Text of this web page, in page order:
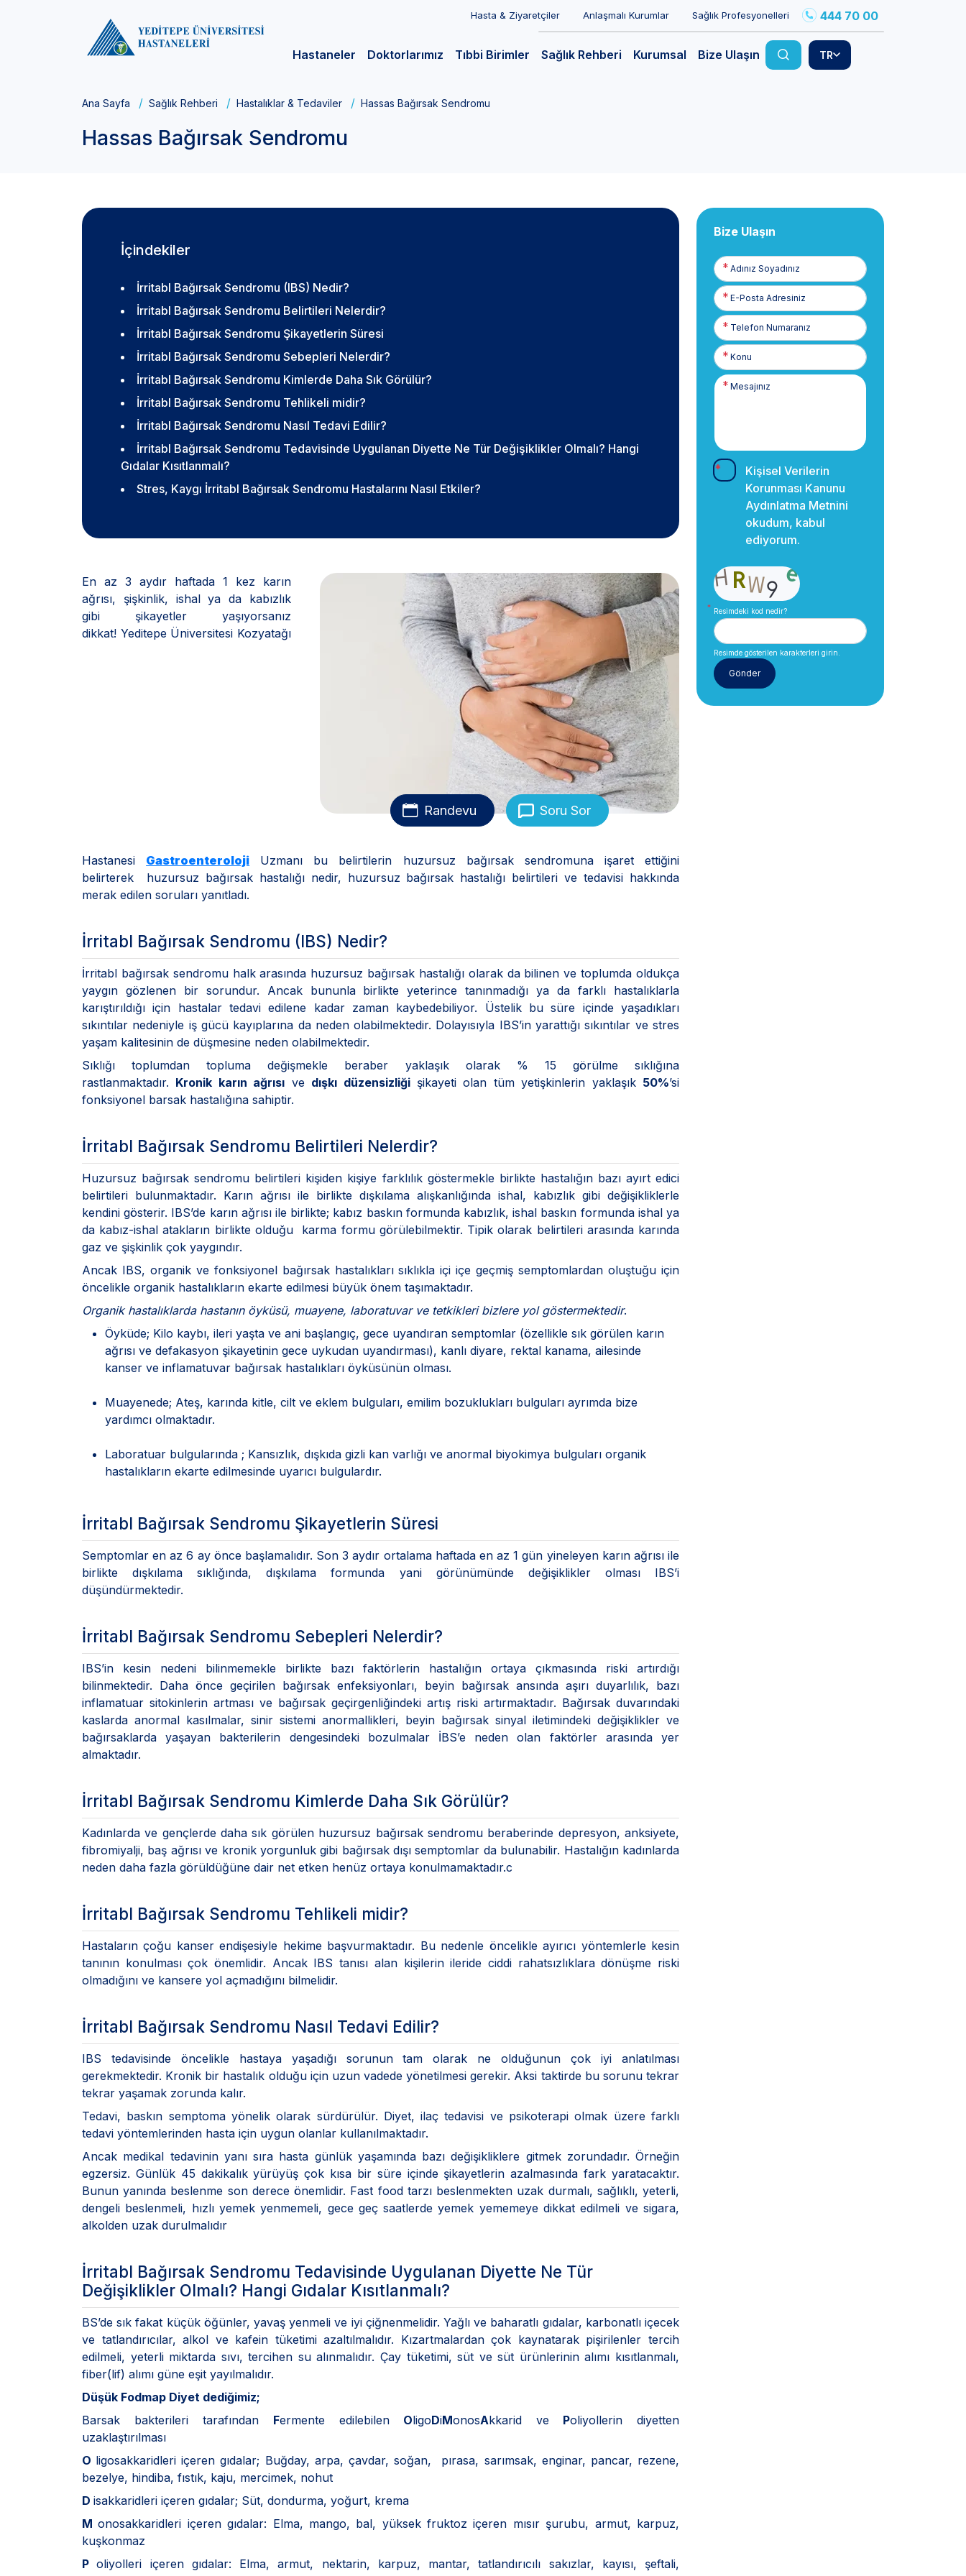
Hasta & Ziyaretçiler Anlaşmalı Kurumlar Sağlık Profesyonelleri 444 70 00
Hastaneler Doktorlarımız Tıbbi Birimler Sağlık Rehberi Kurumsal Bize Ulaşın TR
Ana Sayfa Sağlık Rehberi Hastalıklar & Tedaviler Hassas Bağırsak Sendromu
Hassas Bağırsak Sendromu
İçindekiler
İrritabl Bağırsak Sendromu (IBS) Nedir?
İrritabl Bağırsak Sendromu Belirtileri Nelerdir?
İrritabl Bağırsak Sendromu Şikayetlerin Süresi
İrritabl Bağırsak Sendromu Sebepleri Nelerdir?
İrritabl Bağırsak Sendromu Kimlerde Daha Sık Görülür?
İrritabl Bağırsak Sendromu Tehlikeli midir?
İrritabl Bağırsak Sendromu Nasıl Tedavi Edilir?
İrritabl Bağırsak Sendromu Tedavisinde Uygulanan Diyette Ne Tür Değişiklikler Olmalı? Hangi
Gıdalar Kısıtlanmalı?
Stres, Kaygı İrritabl Bağırsak Sendromu Hastalarını Nasıl Etkiler?
Randevu Soru Sor
En az 3 aydır haftada 1 kez karın
ağrısı, şişkinlik, ishal ya da kabızlık
gibi şikayetler yaşıyorsanız
dikkat! Yeditepe Üniversitesi Kozyatağı
Hastanesi Gastroenteroloji Uzmanı bu belirtilerin huzursuz bağırsak sendromuna işaret ettiğini
belirterek huzursuz bağırsak hastalığı nedir, huzursuz bağırsak hastalığı belirtileri ve tedavisi hakkında
merak edilen soruları yanıtladı.
İrritabl Bağırsak Sendromu (IBS) Nedir?
İrritabl bağırsak sendromu halk arasında huzursuz bağırsak hastalığı olarak da bilinen ve toplumda oldukça
yaygın gözlenen bir sorundur. Ancak bununla birlikte yeterince tanınmadığı ya da farklı hastalıklarla
karıştırıldığı için hastalar tedavi edilene kadar zaman kaybedebiliyor. Üstelik bu süre içinde yaşadıkları
sıkıntılar nedeniyle iş gücü kayıplarına da neden olabilmektedir. Dolayısıyla IBS’in yarattığı sıkıntılar ve stres
yaşam kalitesinin de düşmesine neden olabilmektedir.
Sıklığı toplumdan topluma değişmekle beraber yaklaşık olarak % 15 görülme sıklığına
rastlanmaktadır. Kronik karın ağrısı ve dışkı düzensizliğişikayeti olan tüm yetişkinlerin yaklaşık 50%’si
fonksiyonel barsak hastalığına sahiptir.
İrritabl Bağırsak Sendromu Belirtileri Nelerdir?
Huzursuz bağırsak sendromu belirtileri kişiden kişiye farklılık göstermekle birlikte hastalığın bazı ayırt edici
belirtileri bulunmaktadır. Karın ağrısı ile birlikte dışkılama alışkanlığında ishal, kabızlık gibi değişikliklerle
kendini gösterir. IBS’de karın ağrısı ile birlikte; kabız baskın formunda kabızlık, ishal baskın formunda ishal ya
da kabız-ishal atakların birlikte olduğu karma formu görülebilmektir. Tipik olarak belirtileri arasında karında
gaz ve şişkinlik çok yaygındır.
Ancak IBS, organik ve fonksiyonel bağırsak hastalıkları sıklıkla içi içe geçmiş semptomlardan oluştuğu için
öncelikle organik hastalıkların ekarte edilmesi büyük önem taşımaktadır.
Organik hastalıklarda hastanın öyküsü, muayene, laboratuvar ve tetkikleri bizlere yol göstermektedir.
Öyküde; Kilo kaybı, ileri yaşta ve ani başlangıç, gece uyandıran semptomlar (özellikle sık görülen karın
ağrısı ve defakasyon şikayetinin gece uykudan uyandırması), kanlı diyare, rektal kanama, ailesinde
kanser ve inflamatuvar bağırsak hastalıkları öyküsünün olması.
Muayenede; Ateş, karında kitle, cilt ve eklem bulguları, emilim bozuklukları bulguları ayrımda bize
yardımcı olmaktadır.
Laboratuar bulgularında ; Kansızlık, dışkıda gizli kan varlığı ve anormal biyokimya bulguları organik
hastalıkların ekarte edilmesinde uyarıcı bulgulardır.
İrritabl Bağırsak Sendromu Şikayetlerin Süresi
Semptomlar en az 6 ay önce başlamalıdır. Son 3 aydır ortalama haftada en az 1 gün yineleyen karın ağrısı ile
birlikte dışkılama sıklığında, dışkılama formunda yani görünümünde değişiklikler olması IBS’i
düşündürmektedir.
İrritabl Bağırsak Sendromu Sebepleri Nelerdir?
IBS’in kesin nedeni bilinmemekle birlikte bazı faktörlerin hastalığın ortaya çıkmasında riski artırdığı
bilinmektedir. Daha önce geçirilen bağırsak enfeksiyonları, beyin bağırsak ansında aşırı duyarlılık, bazı
inflamatuar sitokinlerin artması ve bağırsak geçirgenliğindeki artış riski artırmaktadır. Bağırsak duvarındaki
kaslarda anormal kasılmalar, sinir sistemi anormallikleri, beyin bağırsak sinyal iletimindeki değişiklikler ve
bağırsaklarda yaşayan bakterilerin dengesindeki bozulmalar İBS’e neden olan faktörler arasında yer
almaktadır.
İrritabl Bağırsak Sendromu Kimlerde Daha Sık Görülür?
Kadınlarda ve gençlerde daha sık görülen huzursuz bağırsak sendromu beraberinde depresyon, anksiyete,
fibromiyalji, baş ağrısı ve kronik yorgunluk gibi bağırsak dışı semptomlar da bulunabilir. Hastalığın kadınlarda
neden daha fazla görüldüğüne dair net etken henüz ortaya konulmamaktadır.c
İrritabl Bağırsak Sendromu Tehlikeli midir?
Hastaların çoğu kanser endişesiyle hekime başvurmaktadır. Bu nedenle öncelikle ayırıcı yöntemlerle kesin
tanının konulması çok önemlidir. Ancak IBS tanısı alan kişilerin ileride ciddi rahatsızlıklara dönüşme riski
olmadığını ve kansere yol açmadığını bilmelidir.
İrritabl Bağırsak Sendromu Nasıl Tedavi Edilir?
IBS tedavisinde öncelikle hastaya yaşadığı sorunun tam olarak ne olduğunun çok iyi anlatılması
gerekmektedir. Kronik bir hastalık olduğu için uzun vadede yönetilmesi gerekir. Aksi taktirde bu sorunu tekrar
tekrar yaşamak zorunda kalır.
Tedavi, baskın semptoma yönelik olarak sürdürülür. Diyet, ilaç tedavisi ve psikoterapi olmak üzere farklı
tedavi yöntemlerinden hasta için uygun olanlar kullanılmaktadır.
Ancak medikal tedavinin yanı sıra hasta günlük yaşamında bazı değişikliklere gitmek zorundadır. Örneğin
egzersiz. Günlük 45 dakikalık yürüyüş çok kısa bir süre içinde şikayetlerin azalmasında fark yaratacaktır.
Bunun yanında beslenme son derece önemlidir. Fast food tarzı beslenmekten uzak durmalı, sağlıklı, yeterli,
dengeli beslenmeli, hızlı yemek yenmemeli, gece geç saatlerde yemek yememeye dikkat edilmeli ve sigara,
alkolden uzak durulmalıdır
İrritabl Bağırsak Sendromu Tedavisinde Uygulanan Diyette Ne Tür
Değişiklikler Olmalı? Hangi Gıdalar Kısıtlanmalı?
BS’de sık fakat küçük öğünler, yavaş yenmeli ve iyi çiğnenmelidir. Yağlı ve baharatlı gıdalar, karbonatlı içecek
ve tatlandırıcılar, alkol ve kafein tüketimi azaltılmalıdır. Kızartmalardan çok kaynatarak pişirilenler tercih
edilmeli, yeterli miktarda sıvı, tercihen su alınmalıdır. Çay tüketimi, süt ve süt ürünlerinin alımı kısıtlanmalı,
fiber(lif) alımı güne eşit yayılmalıdır.
Düşük Fodmap Diyet dediğimiz;
Barsak bakterileri tarafından Fermente edilebilen OligoDiMonosAkkarid ve Poliyollerin diyetten
uzaklaştırılması
O ligosakkaridleri içeren gıdalar; Buğday, arpa, çavdar, soğan, pırasa, sarımsak, enginar, pancar, rezene,
bezelye, hindiba, fıstık, kaju, mercimek, nohut
D isakkaridleri içeren gıdalar; Süt, dondurma, yoğurt, krema
Monosakkaridleri içeren gıdalar: Elma, mango, bal, yüksek fruktoz içeren mısır şurubu, armut, karpuz,
kuşkonmaz
Poliyolleri içeren gıdalar: Elma, armut, nektarin, karpuz, mantar, tatlandırıcılı sakızlar, kayısı, şeftali,
Bize Ulaşın
Adınız
Soyadınız
E-
Posta
Telefon
Numaranız
Kişisel Verilerin
Korunması Kanunu
Aydınlatma Metnini
okudum, kabul
ediyorum.
Resimdeki kod nedir?
Resimde gösterilen karakterleri girin.